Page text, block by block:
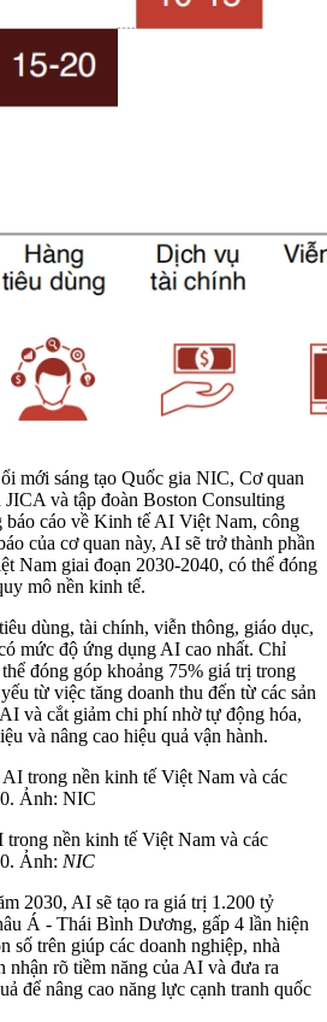
mới sáng tạo Quốc gia NIC, Cơ quan
và tập đoàn Boston Consulting
cáo về Kinh tế AI Việt Nam, công
của cơ quan này, AI sẽ trở thành phần
Nam giai đoạn 2030-2040, có thể đóng
mô nền kinh tế.
dùng, tài chính, viễn thông, giáo dục,
mức độ ứng dụng AI cao nhất. Chỉ
đóng góp khoảng 75% giá trị trong
từ việc tăng doanh thu đến từ các sản
và cắt giảm chi phí nhờ tự động hóa,
và nâng cao hiệu quả vận hành.
nền kinh tế Việt Nam và các
Ảnh: NIC
2030, AI sẽ tạo ra giá trị 1.200 tỷ
Á - Thái Bình Dương, gấp 4 lần hiện
số trên giúp các doanh nghiệp, nhà
nhận rõ tiềm năng của AI và đưa ra
để nâng cao năng lực cạnh tranh quốc